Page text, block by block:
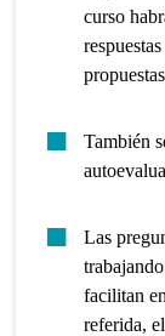
curso
También
Las
facilitan
referida,